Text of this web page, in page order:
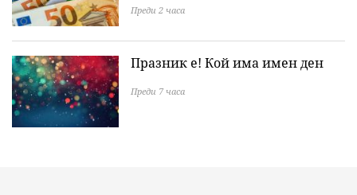
Преди 2 часа
Празник е! Кой има имен ден
Преди 7 часа